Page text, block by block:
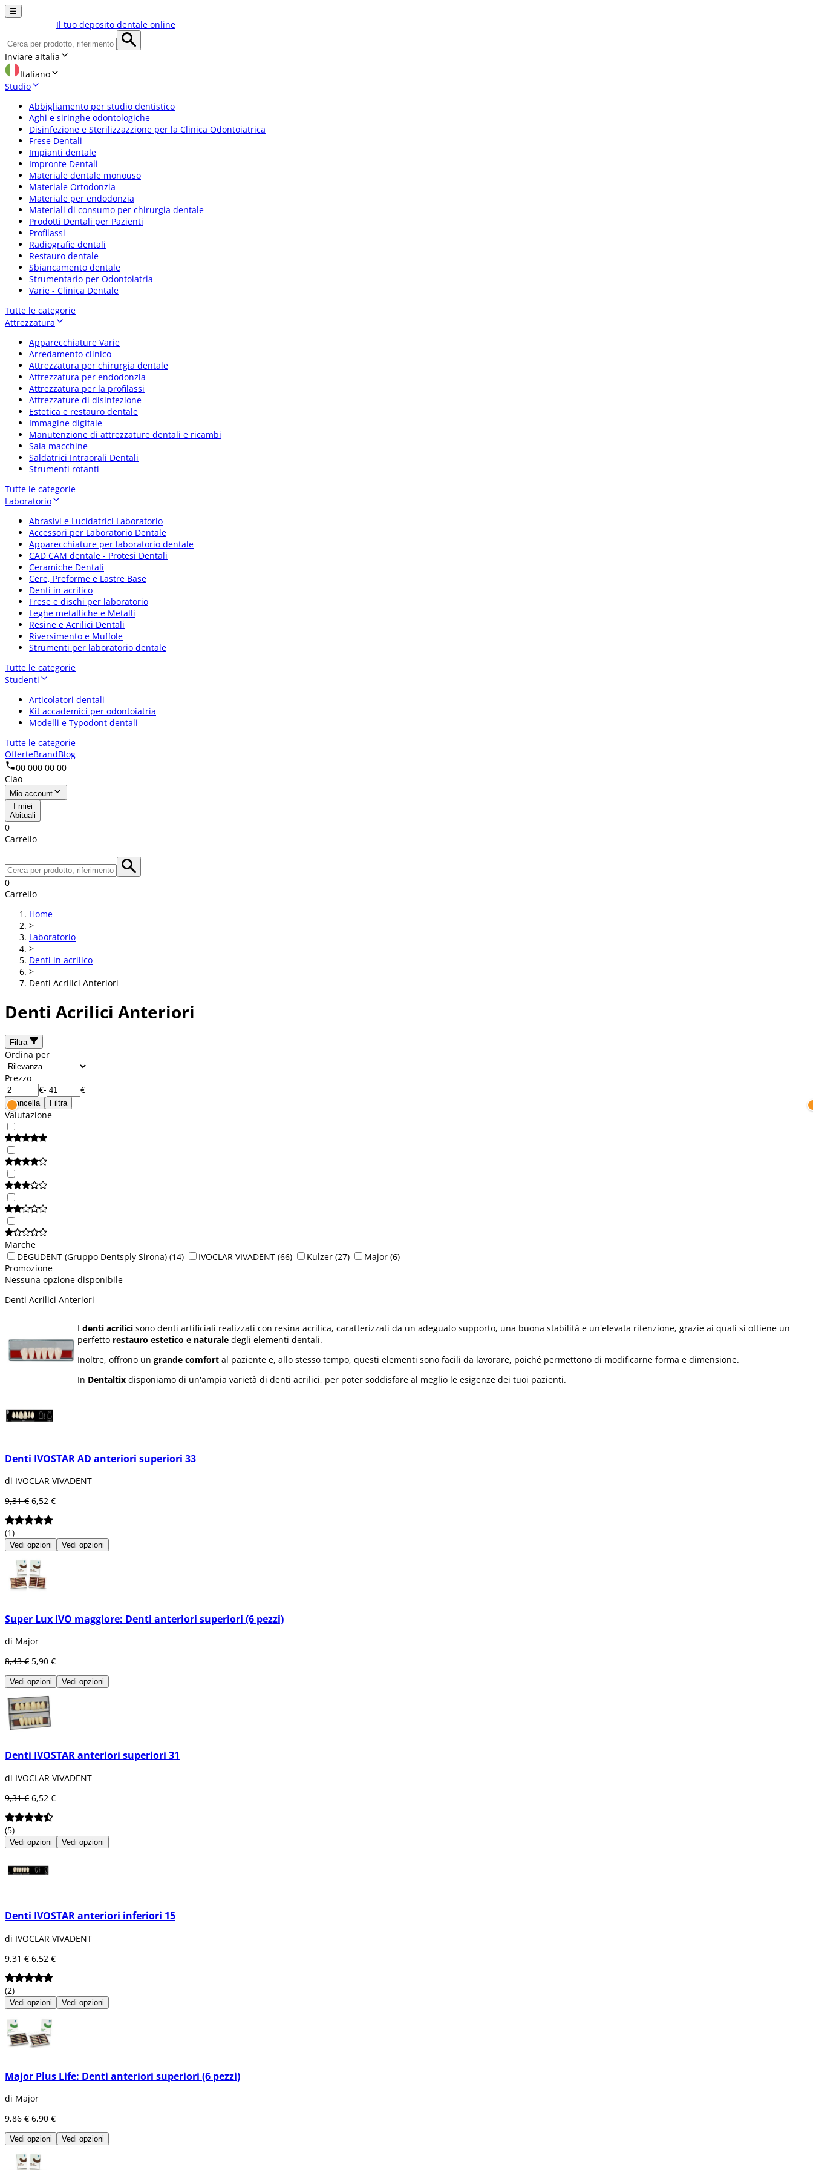
☰
Il tuo deposito dentale online
Inviare aItalia
Italiano
Studio
Abbigliamento per studio dentistico
Aghi e siringhe odontologiche
Disinfezione e Sterilizzazzione per la Clinica Odontoiatrica
Frese Dentali
Impianti dentale
Impronte Dentali
Materiale dentale monouso
Materiale Ortodonzia
Materiale per endodonzia
Materiali di consumo per chirurgia dentale
Prodotti Dentali per Pazienti
Profilassi
Radiografie dentali
Restauro dentale
Sbiancamento dentale
Strumentario per Odontoiatria
Varie - Clinica Dentale
Tutte le categorie
Attrezzatura
Apparecchiature Varie
Arredamento clinico
Attrezzatura per chirurgia dentale
Attrezzatura per endodonzia
Attrezzatura per la profilassi
Attrezzature di disinfezione
Estetica e restauro dentale
Immagine digitale
Manutenzione di attrezzature dentali e ricambi
Sala macchine
Saldatrici Intraorali Dentali
Strumenti rotanti
Tutte le categorie
Laboratorio
Abrasivi e Lucidatrici Laboratorio
Accessori per Laboratorio Dentale
Apparecchiature per laboratorio dentale
CAD CAM dentale - Protesi Dentali
Ceramiche Dentali
Cere, Preforme e Lastre Base
Denti in acrilico
Frese e dischi per laboratorio
Leghe metalliche e Metalli
Resine e Acrilici Dentali
Riversimento e Muffole
Strumenti per laboratorio dentale
Tutte le categorie
Studenti
Articolatori dentali
Kit accademici per odontoiatria
Modelli e Typodont dentali
Tutte le categorie
OfferteBrandBlog
00 000 00 00
Ciao
Mio account
I miei
Abituali
0
Carrello
0
Carrello
Home
>
Laboratorio
>
Denti in acrilico
>
Denti Acrilici Anteriori
Denti Acrilici Anteriori
Filtra
Ordina per
Prezzo
€- €
Cancella Filtra
Valutazione
Marche
DEGUDENT (Gruppo Dentsply Sirona) (14) IVOCLAR VIVADENT (66) Kulzer (27) Major (6)
Promozione
Nessuna opzione disponibile
Denti Acrilici Anteriori
I denti acrilici sono denti artificiali realizzati con resina acrilica, caratterizzati da un adeguato supporto, una buona stabilità e un'elevata ritenzione, grazie ai quali si ottiene un
perfetto restauro estetico e naturale degli elementi dentali.
Inoltre, offrono un grande comfort al paziente e, allo stesso tempo, questi elementi sono facili da lavorare, poiché permettono di modificarne forma e dimensione.
In Dentaltix disponiamo di un'ampia varietà di denti acrilici, per poter soddisfare al meglio le esigenze dei tuoi pazienti.
Denti IVOSTAR AD anteriori superiori 33
di IVOCLAR VIVADENT
9,31 € 6,52 €
(1)
Vedi opzioni Vedi opzioni
Super Lux IVO maggiore: Denti anteriori superiori (6 pezzi)
di Major
8,43 € 5,90 €
Vedi opzioni Vedi opzioni
Denti IVOSTAR anteriori superiori 31
di IVOCLAR VIVADENT
9,31 € 6,52 €
(5)
Vedi opzioni Vedi opzioni
Denti IVOSTAR anteriori inferiori 15
di IVOCLAR VIVADENT
9,31 € 6,52 €
(2)
Vedi opzioni Vedi opzioni
Major Plus Life: Denti anteriori superiori (6 pezzi)
di Major
9,86 € 6,90 €
Vedi opzioni Vedi opzioni